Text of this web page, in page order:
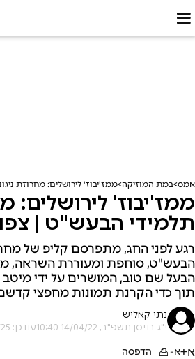
אמס במת המוזיקה ממז'יבוז' לירושלים: מחרוזת
ממז'יבוז' לירושלים:
תלמידי הבעש"ט |
רגע לפני החג, מתפרסם קליפ של
הבעש"ט, סוחפת ומעוררת השראה,
הבעל שם טוב, המושרים על ידי מיטב
תוך כדי הקרנת תמונות מחפצי
נתי קאליש
י"ג בניסן תשפ"ב, 14/04/22 10:40 עודכן: 06/01/25 22:38
א+א- הדפסה